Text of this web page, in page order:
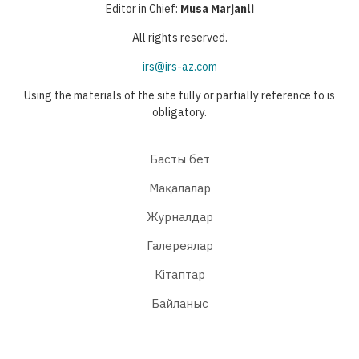
Editor in Chief: Musa Marjanli
All rights reserved.
irs@irs-az.com
Using the materials of the site fully or partially reference to is
obligatory.
Басты бет
Мақалалар
Журналдар
Галереялар
Кітаптар
Байланыс